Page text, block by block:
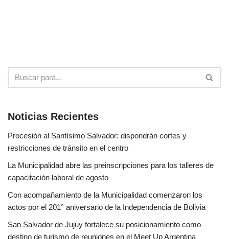
Noticias Recientes
Procesión al Santísimo Salvador: dispondrán cortes y
restricciones de tránsito en el centro
La Municipalidad abre las preinscripciones para los talleres de
capacitación laboral de agosto
Con acompañamiento de la Municipalidad comenzaron los
actos por el 201° aniversario de la Independencia de Bolivia
San Salvador de Jujuy fortalece su posicionamiento como
destino de turismo de reuniones en el Meet Up Argentina